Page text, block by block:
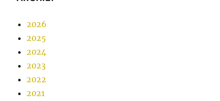
2026
2025
2024
2023
2022
2021